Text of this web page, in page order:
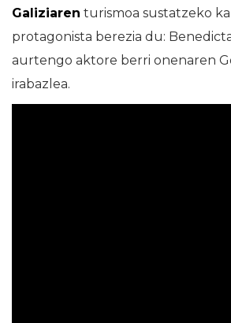
Galiziaren turismoa sustatzeko
protagonista berezia du:
aurtengo aktore berri onenaren
irabazlea.